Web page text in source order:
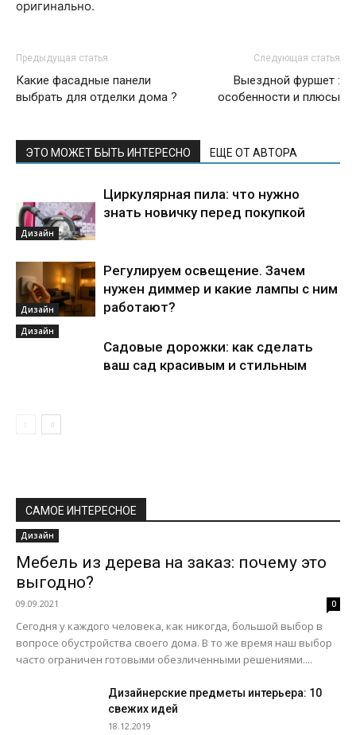
оригинально.
Предыдущая статья
Какие фасадные панели
выбрать для отделки дома ?
Следующая статья
Выездной фуршет :
особенности и плюсы
ЭТО МОЖЕТ БЫТЬ ИНТЕРЕСНО ЕЩЕ ОТ АВТОРА
Дизайн
Циркулярная пила: что нужно
знать новичку перед покупкой
Дизайн
Регулируем освещение. Зачем
нужен диммер и какие лампы с ним
работают?
Дизайн
Садовые дорожки: как сделать
ваш сад красивым и стильным
САМОЕ ИНТЕРЕСНОЕ
Дизайн
Мебель из дерева на заказ: почему это
выгодно?
09.09.2021 0
Сегодня у каждого человека, как никогда, большой выбор в
вопросе обустройства своего дома. В то же время наш выбор
часто ограничен готовыми обезличенными решениями....
Дизайнерские предметы интерьера: 10
свежих идей
18.12.2019